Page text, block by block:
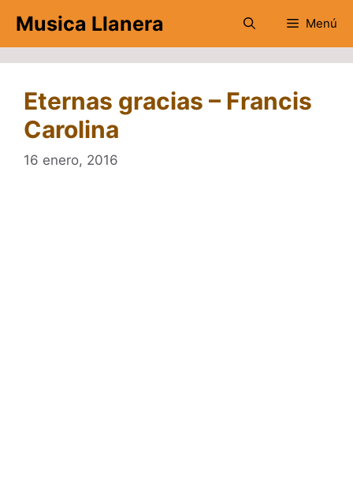
contenido
Musica Llanera Menú
Eternas gracias – Francis
Carolina
16 enero, 2016